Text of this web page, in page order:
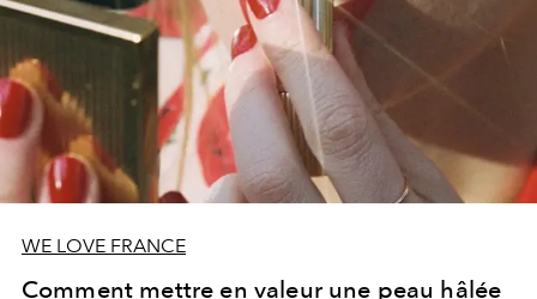
WE LOVE FRANCE
Comment mettre en valeur une peau hâlée